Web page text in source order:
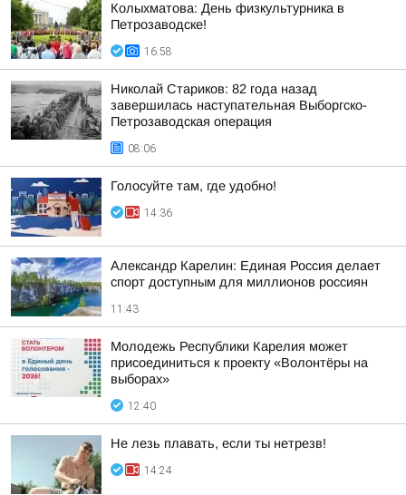
Колыхматова: День физкультурника в
Петрозаводске!
16:58
Николай Стариков: 82 года назад
завершилась наступательная Выборгско-
Петрозаводская операция
08:06
Голосуйте там, где удобно!
14:36
Александр Карелин: Единая Россия делает
спорт доступным для миллионов россиян
11:43
Молодежь Республики Карелия может
присоединиться к проекту «Волонтёры на
выборах»
12:40
Не лезь плавать, если ты нетрезв!
14:24